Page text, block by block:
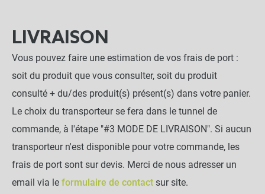
LIVRAISON
Vous pouvez faire une estimation de vos frais de port :
soit du produit que vous consulter, soit du produit
consulté + du/des produit(s) présent(s) dans votre panier.
Le choix du transporteur se fera dans le tunnel de
commande, à l'étape "#3 MODE DE LIVRAISON". Si aucun
transporteur n'est disponible pour votre commande, les
frais de port sont sur devis. Merci de nous adresser un
email via le formulaire de contact sur site.